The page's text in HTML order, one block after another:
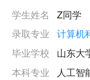
学生姓名
Z同学
录取专业 计算机
毕业学校
山东大
本科专业
人工智